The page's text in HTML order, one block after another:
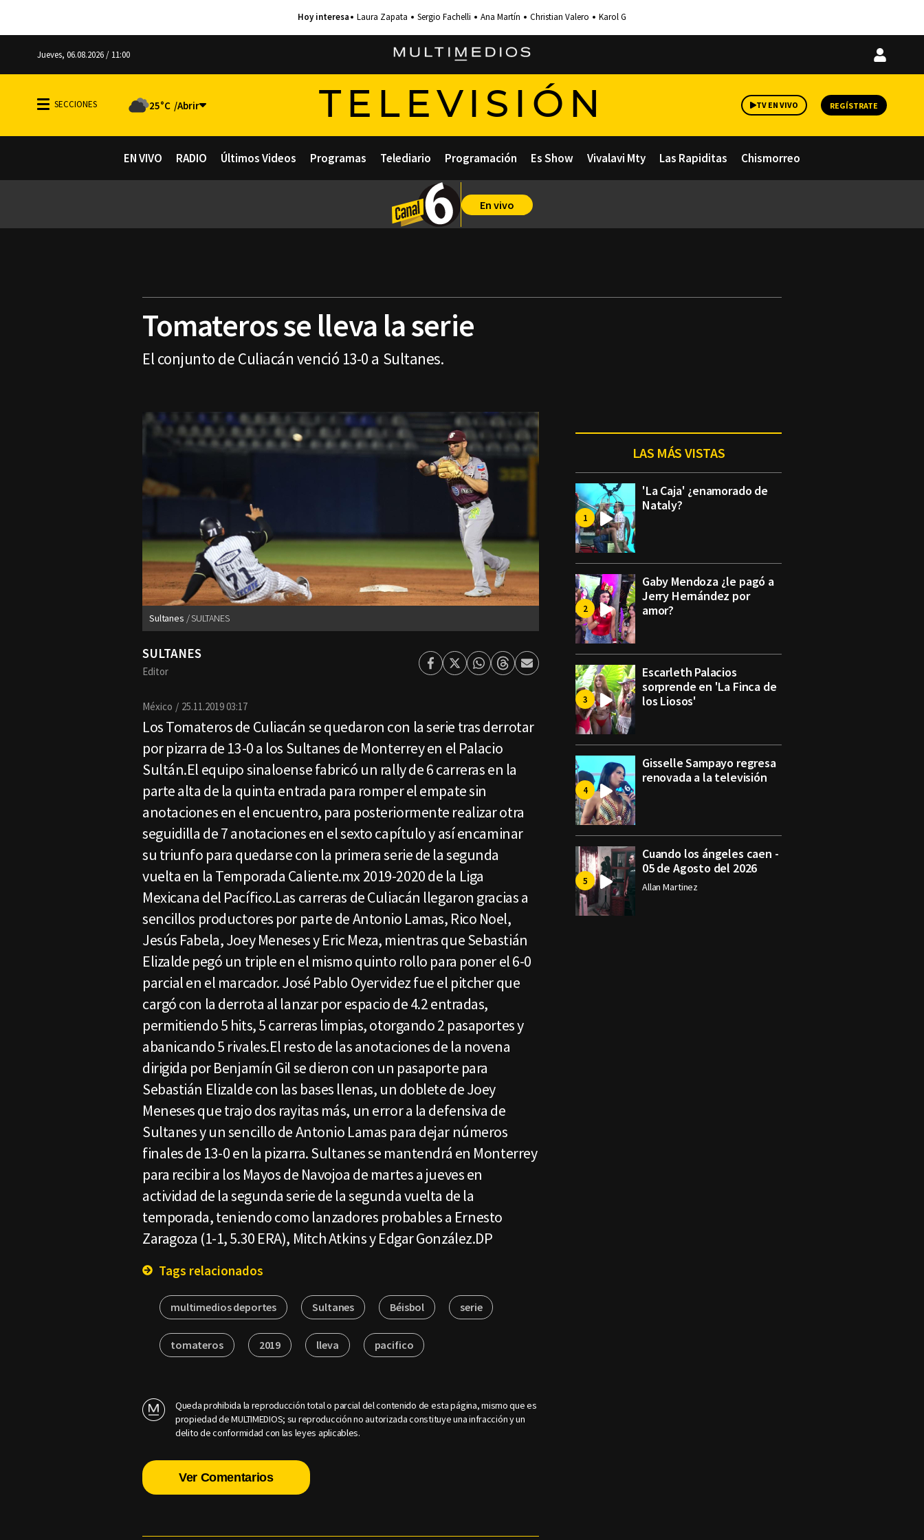
Laura Zapata Sergio Fachelli Ana Martín Christian Valero Karol G
Jueves, 06.08.2026 / 11:00
Iniciar
25°C TELEVISIÓN TV EN VIVO REGÍSTRATE
EN VIVO RADIO Últimos Videos Programas Telediario Programación Es Show Vivalavi Mty Las Rapiditas Chismorreo
En vivo
Tomateros se lleva la serie
El conjunto de Culiacán venció 13-0 a Sultanes.
Sultanes SULTANES
SULTANES
Editor Facebook
TwitterWhatsapp
ThreadsEnviar
México 25.11.2019 03:17
Los Tomateros de Culiacán se quedaron con la serie tras derrotar
por pizarra de 13-0 a los Sultanes de Monterrey en el Palacio
Sultán.El equipo sinaloense fabricó un rally de 6 carreras en la
parte alta de la quinta entrada para romper el empate sin
anotaciones en el encuentro, para posteriormente realizar otra
seguidilla de 7 anotaciones en el sexto capítulo y así encaminar
su triunfo para quedarse con la primera serie de la segunda
vuelta en la Temporada Caliente.mx 2019-2020 de la Liga
Mexicana del Pacífico.Las carreras de Culiacán llegaron gracias a
sencillos productores por parte de Antonio Lamas, Rico Noel,
Jesús Fabela, Joey Meneses y Eric Meza, mientras que Sebastián
Elizalde pegó un triple en el mismo quinto rollo para poner el 6-0
parcial en el marcador. José Pablo Oyervidez fue el pitcher que
cargó con la derrota al lanzar por espacio de 4.2 entradas,
permitiendo 5 hits, 5 carreras limpias, otorgando 2 pasaportes y
abanicando 5 rivales.El resto de las anotaciones de la novena
dirigida por Benjamín Gil se dieron con un pasaporte para
Sebastián Elizalde con las bases llenas, un doblete de Joey
Meneses que trajo dos rayitas más, un error a la defensiva de
Sultanes y un sencillo de Antonio Lamas para dejar números
finales de 13-0 en la pizarra. Sultanes se mantendrá en Monterrey
para recibir a los Mayos de Navojoa de martes a jueves en
actividad de la segunda serie de la segunda vuelta de la
temporada, teniendo como lanzadores probables a Ernesto
Zaragoza (1-1, 5.30 ERA), Mitch Atkins y Edgar González.DP
Tags relacionados
multimedios deportes Sultanes Béisbol serie
tomateros 2019 lleva pacifico
Queda prohibida la reproducción total o parcial del contenido de esta página, mismo que es
propiedad de MULTIMEDIOS; su reproducción no autorizada constituye una infracción y un
delito de conformidad con las leyes aplicables.
Ver Comentarios
LAS MÁS VISTAS
'La Caja' ¿enamorado de
Nataly?
Gaby Mendoza ¿le pagó a
Jerry Hernández por
amor?
Escarleth Palacios
sorprende en 'La Finca de
los Liosos'
Gisselle Sampayo regresa
renovada a la televisión
Cuando los ángeles caen -
05 de Agosto del 2026
Allan Martinez